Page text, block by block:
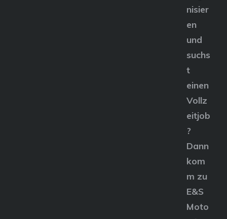
nisier
en
und
suchs
t
einen
Vollz
eitjob
?
Dann
kom
m zu
E&S
Moto